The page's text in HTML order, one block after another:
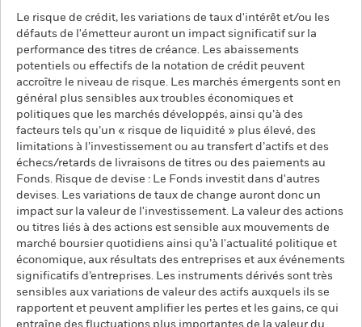
Le risque de crédit, les variations de taux d'intérêt et/ou les
défauts de l'émetteur auront un impact significatif sur la
performance des titres de créance. Les abaissements
potentiels ou effectifs de la notation de crédit peuvent
accroître le niveau de risque. Les marchés émergents sont en
général plus sensibles aux troubles économiques et
politiques que les marchés développés, ainsi qu’à des
facteurs tels qu’un « risque de liquidité » plus élevé, des
limitations à l’investissement ou au transfert d’actifs et des
échecs/retards de livraisons de titres ou des paiements au
Fonds. Risque de devise : Le Fonds investit dans d'autres
devises. Les variations de taux de change auront donc un
impact sur la valeur de l'investissement. La valeur des actions
ou titres liés à des actions est sensible aux mouvements de
marché boursier quotidiens ainsi qu’à l'actualité politique et
économique, aux résultats des entreprises et aux événements
significatifs d’entreprises. Les instruments dérivés sont très
sensibles aux variations de valeur des actifs auxquels ils se
rapportent et peuvent amplifier les pertes et les gains, ce qui
entraîne des fluctuations plus importantes de la valeur du